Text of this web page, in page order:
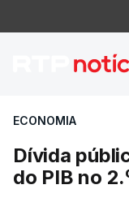
Dívida
ECONOMIA
Dívida
do PIB no